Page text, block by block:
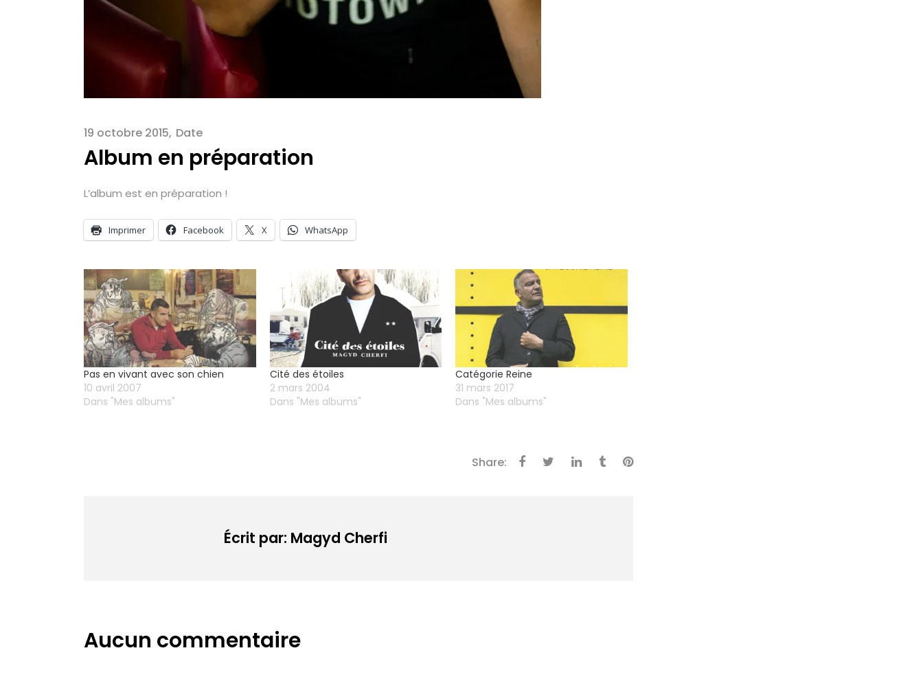
19 octobre 2015 Date
Album en préparation
L’album est en préparation !
Imprimer Facebook X WhatsApp
Pas en vivant avec son chien
10 avril 2007
Dans "Mes albums"
Cité des étoiles
2 mars 2004
Dans "Mes albums"
Catégorie Reine
31 mars 2017
Dans "Mes albums"
Share:
Écrit par: Magyd Cherfi
Aucun commentaire